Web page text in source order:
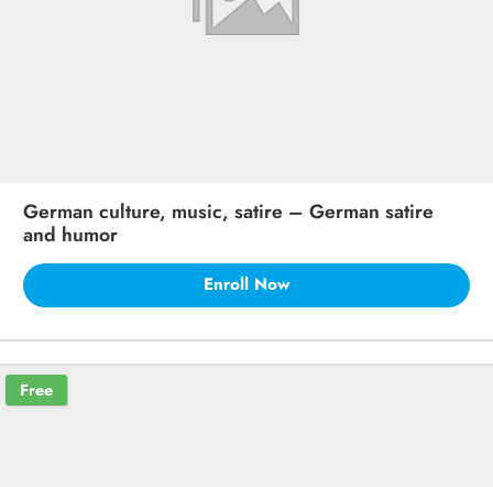
German culture, music, satire – German satire
and humor
Enroll Now
Free